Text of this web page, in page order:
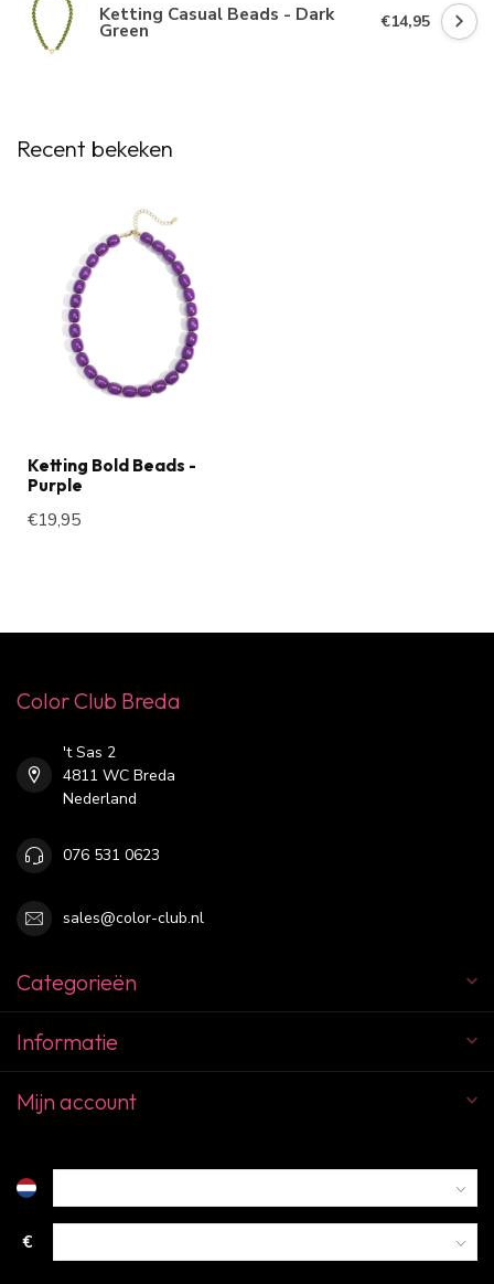
Ketting Casual Beads - Dark
Green €14,95
Recent bekeken
Ketting Bold Beads -
Purple
€19,95
Color Club Breda
't Sas 2
4811 WC Breda
Nederland
076 531 0623
sales@color-club.nl
Categorieën
Informatie
Mijn account
€